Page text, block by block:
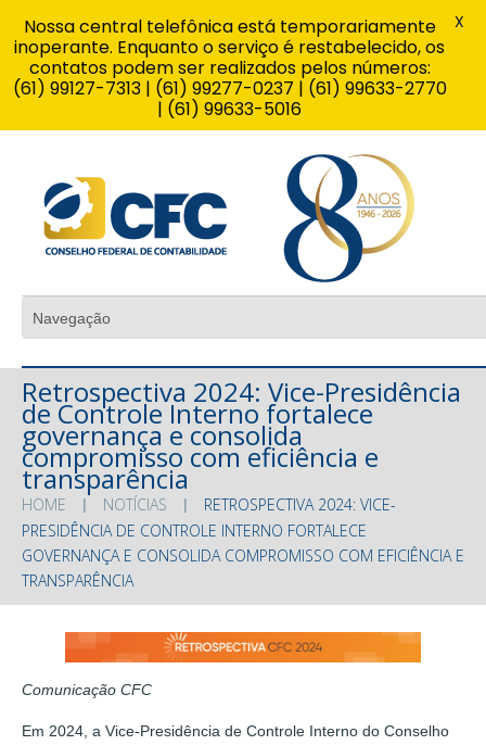
Retrospectiva 2024: Vice-Presidência
de Controle Interno fortalece
governança e consolida
compromisso com eficiência e
transparência
HOME NOTÍCIAS
RETROSPECTIVA 2024: VICE-
PRESIDÊNCIA DE CONTROLE INTERNO FORTALECE
GOVERNANÇA E CONSOLIDA COMPROMISSO COM EFICIÊNCIA E
TRANSPARÊNCIA
Comunicação CFC
Em 2024, a Vice-Presidência de Controle Interno do Conselho
Nossa central telefônica está temporariamente
inoperante. Enquanto o serviço é restabelecido, os
contatos podem ser realizados pelos números:
(61) 99127-7313 | (61) 99277-0237 | (61) 99633-2770
| (61) 99633-5016
X